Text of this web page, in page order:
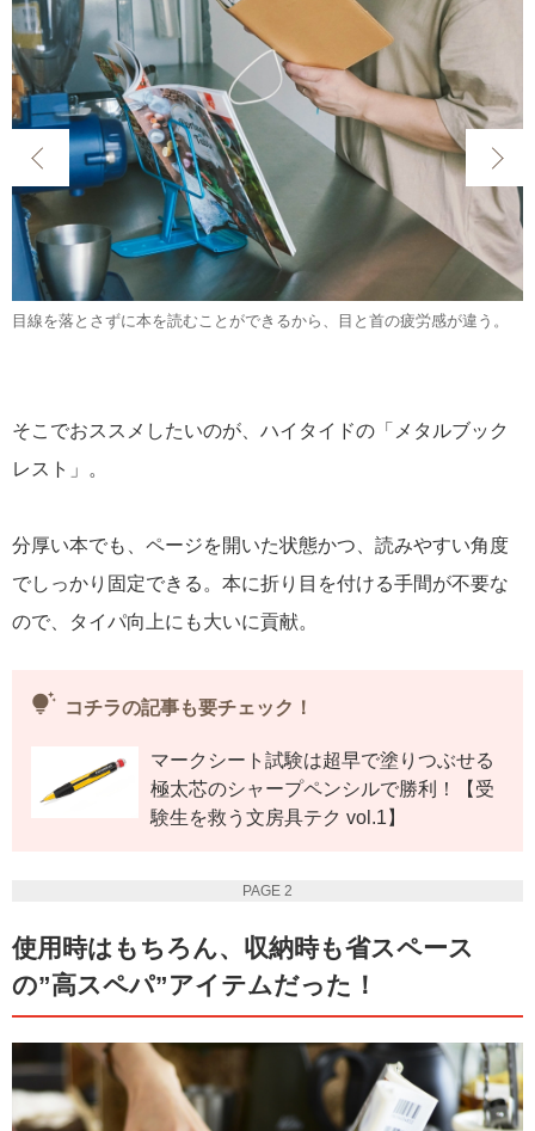
目線を落とさずに本を読むことができるから、目と首の疲労感が違う。
そこでおススメしたいのが、ハイタイドの「メタルブック
レスト」。
分厚い本でも、ページを開いた状態かつ、読みやすい角度
でしっかり固定できる。本に折り目を付ける手間が不要な
ので、タイパ向上にも大いに貢献。
tips_and_updates コチラの記事も要チェック！
マークシート試験は超早で塗りつぶせる
極太芯のシャープペンシルで勝利！【受
験生を救う文房具テク vol.1】
PAGE 2
使用時はもちろん、収納時も省スペース
の”高スペパ”アイテムだった！